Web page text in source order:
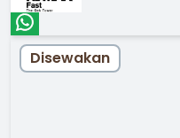
Disewakan